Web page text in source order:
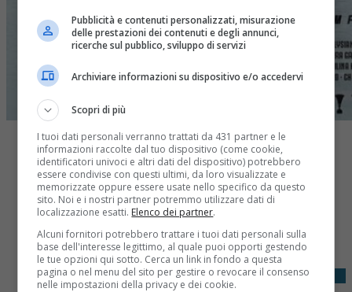
Share
Tweet
Pubblicità e contenuti personalizzati, misurazione
delle prestazioni dei contenuti e degli annunci,
ricerche sul pubblico, sviluppo di servizi
Archiviare informazioni su dispositivo e/o accedervi
Scopri di più
I tuoi dati personali verranno trattati da 431 partner e le
informazioni raccolte dal tuo dispositivo (come cookie,
identificatori univoci e altri dati del dispositivo) potrebbero
essere condivise con questi ultimi, da loro visualizzate e
memorizzate oppure essere usate nello specifico da questo
sito. Noi e i nostri partner potremmo utilizzare dati di
localizzazione esatti. Elenco dei partner.
Alcuni fornitori potrebbero trattare i tuoi dati personali sulla
base dell'interesse legittimo, al quale puoi opporti gestendo
le tue opzioni qui sotto. Cerca un link in fondo a questa
pagina o nel menu del sito per gestire o revocare il consenso
nelle impostazioni della privacy e dei cookie.